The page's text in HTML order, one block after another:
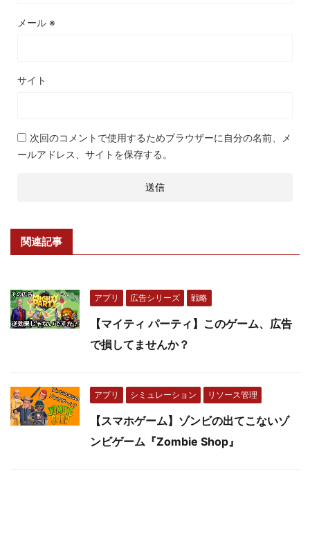
メール ※
サイト
次回のコメントで使用するためブラウザーに自分の名前、メ
ールアドレス、サイトを保存する。
関連記事
アプリ 広告シリーズ 戦略
【マイティ パーティ】このゲーム、広告
で損してませんか？
アプリ シミュレーション リソース管理
【スマホゲーム】ゾンビの出てこないゾ
ンビゲーム『Zombie Shop』